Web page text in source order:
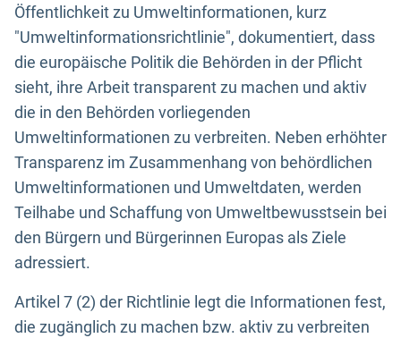
Öffentlichkeit zu Umweltinformationen, kurz
"Umweltinformationsrichtlinie", dokumentiert, dass
die europäische Politik die Behörden in der Pflicht
sieht, ihre Arbeit transparent zu machen und aktiv
die in den Behörden vorliegenden
Umweltinformationen zu verbreiten. Neben erhöhter
Transparenz im Zusammenhang von behördlichen
Umweltinformationen und Umweltdaten, werden
Teilhabe und Schaffung von Umweltbewusstsein bei
den Bürgern und Bürgerinnen Europas als Ziele
adressiert.
Artikel 7 (2) der Richtlinie legt die Informationen fest,
die zugänglich zu machen bzw. aktiv zu verbreiten